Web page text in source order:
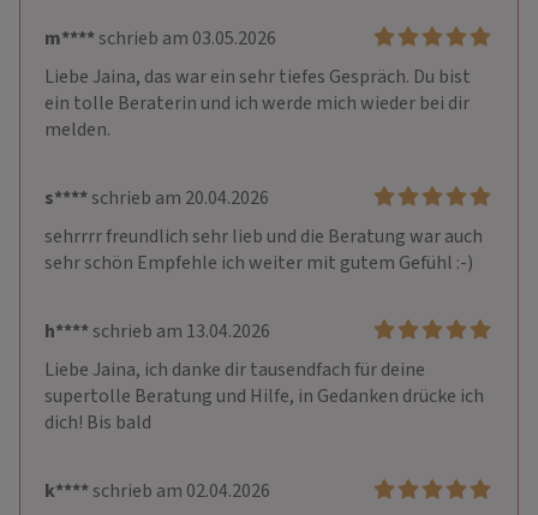
m****schrieb am 03.05.2026
Liebe Jaina, das war ein sehr tiefes Gespräch. Du bist
ein tolle Beraterin und ich werde mich wieder bei dir
melden.
s****schrieb am 20.04.2026
sehrrrr freundlich sehr lieb und die Beratung war auch
sehr schön Empfehle ich weiter mit gutem Gefühl :-)
h****schrieb am 13.04.2026
Liebe Jaina, ich danke dir tausendfach für deine
supertolle Beratung und Hilfe, in Gedanken drücke ich
dich! Bis bald
k****schrieb am 02.04.2026